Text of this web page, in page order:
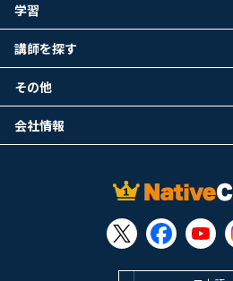
学習
講師を探す
その他
会社情報